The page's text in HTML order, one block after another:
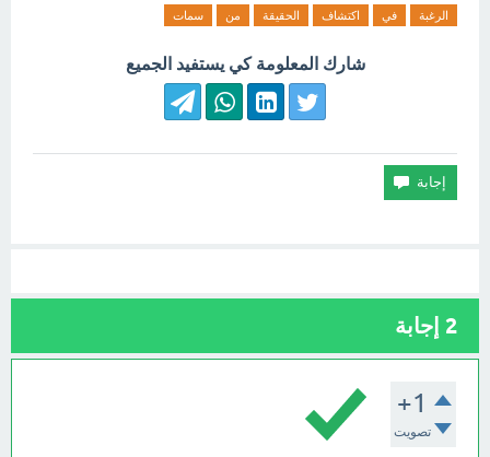
الرغبة في اكتشاف الحقيقة من سمات
شارك المعلومة كي يستفيد الجميع
2 إجابة
+1
تصويت